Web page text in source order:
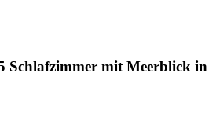
Schlafzimmer mit Meerblick in